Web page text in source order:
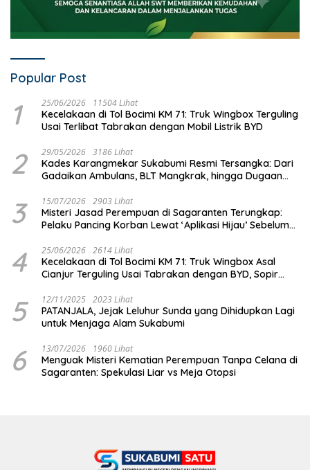
Popular Post
1 25/06/2026 11504 Lihat
Kecelakaan di Tol Bocimi KM 71: Truk Wingbox Terguling
Usai Terlibat Tabrakan dengan Mobil Listrik BYD
2 29/05/2026 3186 Lihat
Kades Karangmekar Sukabumi Resmi Tersangka: Dari
Gadaikan Ambulans, BLT Mangkrak, hingga Dugaan
3 15/07/2026 2903 Lihat
Misteri Jasad Perempuan di Sagaranten Terungkap:
Pelaku Pancing Korban Lewat ‘Aplikasi Hijau’ Sebelum
4 25/06/2026 2614 Lihat
Kecelakaan di Tol Bocimi KM 71: Truk Wingbox Asal
Cianjur Terguling Usai Tabrakan dengan BYD, Sopir
5 12/11/2025 2023 Lihat
PATANJALA, Jejak Leluhur Sunda yang Dihidupkan Lagi
untuk Menjaga Alam Sukabumi
6 13/07/2026 1960 Lihat
Menguak Misteri Kematian Perempuan Tanpa Celana di
Sagaranten: Spekulasi Liar vs Meja Otopsi